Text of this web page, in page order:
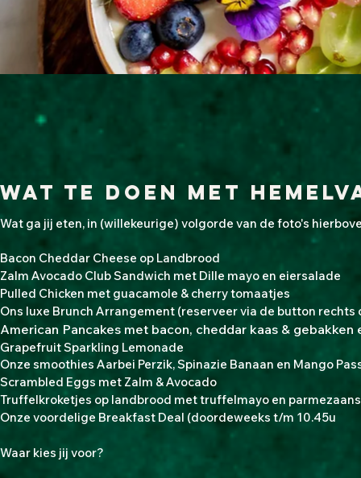
​Wat ga jij eten, in (willekeurige) volgorde van de foto's
Bacon Cheddar Cheese op Landbrood
Zalm Avocado Club Sandwich met Dille mayo en eiersalade
Pulled Chicken met guacamole & cherry tomaatjes
Ons luxe Brunch Arrangement (reserveer via de button rechts
American Pancakes met bacon, cheddar kaas & gebakken
Grapefruit Sparkling Lemonade
Onze smoothies Aarbei Perzik, Spinazie Banaan en Mango
​Scrambled Eggs met Zalm & Avocado
Truffelkroketjes op landbrood met truffelmayo en
Onze voordelige Breakfast Deal (doordeweeks t/m 10.45u
Waar kies jij voor?
Wat te doen met